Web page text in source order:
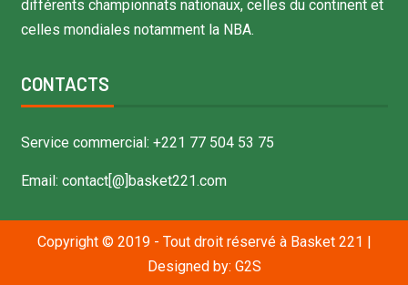
différents championnats nationaux, celles du continent et
celles mondiales notamment la NBA.
CONTACTS
Service commercial: +221 77 504 53 75
Email: contact[@]basket221.com
Copyright © 2019 - Tout droit réservé à Basket 221
Designed by: G2S